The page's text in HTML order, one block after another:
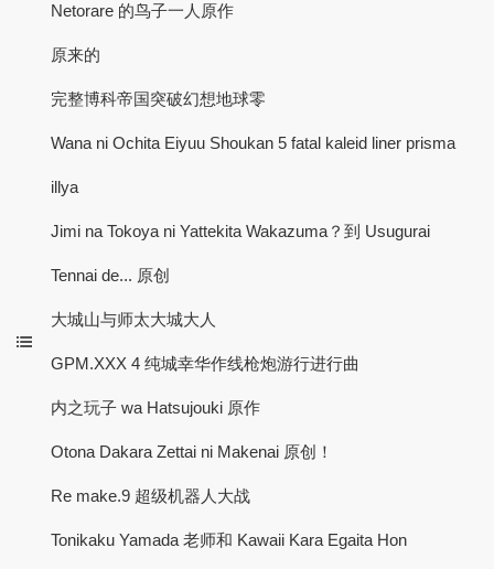
Netorare 的鸟子一人原作
原来的
完整博科帝国突破幻想地球零
Wana ni Ochita Eiyuu Shoukan 5 fatal kaleid liner prisma
illya
Jimi na Tokoya ni Yattekita Wakazuma？到 Usugurai
Tennai de... 原创
大城山与师太大城大人
GPM.XXX 4 纯城幸华作线枪炮游行进行曲
内之玩子 wa Hatsujouki 原作
Otona Dakara Zettai ni Makenai 原创！
Re make.9 超级机器人大战
Tonikaku Yamada 老师和 Kawaii Kara Egaita Hon